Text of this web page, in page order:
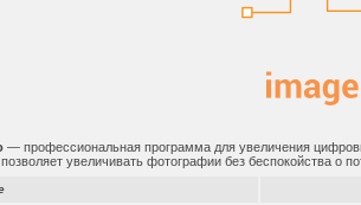
— профессиональная программа для увеличения
увеличивать фотографии без беспокойства о